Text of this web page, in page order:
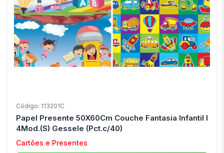
Código: 113201C
Papel Presente 50X60Cm Couche Fantasia Infantil I
4Mod.(S) Gessele (Pct.c/40)
Cartões e Presentes